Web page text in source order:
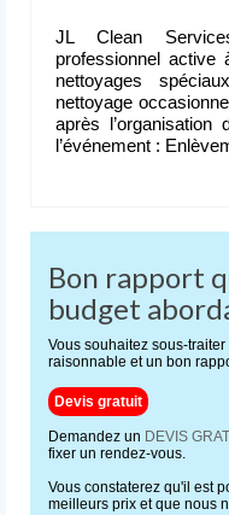
JL Clean
professionnel active
nettoyages
nettoyage
après l’organisation
l’événement :
Bon rapport
budget
Vous souhaitez sous-
raisonnable et un bon
Devis gratuit
Demandez un DEVIS
fixer un rendez-vous.
Vous constaterez qu'il est
meilleurs prix et que nous